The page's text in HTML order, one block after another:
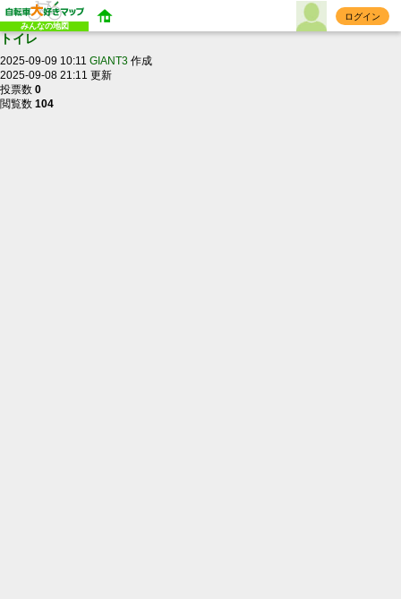
みんなの地図
ログイン
トイレ
2025-09-09 10:11 GIANT3 作成
2025-09-08 21:11 更新
投票数 0
閲覧数 104